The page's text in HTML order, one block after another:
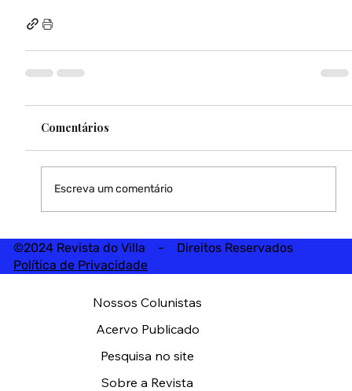
Comentários
Escreva um comentário
©2024 Revista do Villa - Direitos Reservados
Política de Privacidade
Nossos Colunistas
Acervo Publicado
Pesquisa no site
Sobre a Revista